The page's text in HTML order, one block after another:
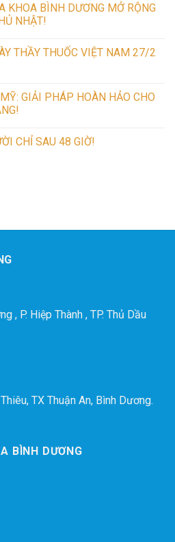
KHOA BÌNH DƯƠNG MỞ RỘNG
NHẬT!
THẦY THUỐC VIỆT NAM 27/2
GIẢI PHÁP HOÀN HẢO CHO
CHỈ SAU 48 GIỜ!
, P. Hiệp Thành , TP. Thủ Dầu
TX Thuận An, Bình Dương.
BÌNH DƯƠNG